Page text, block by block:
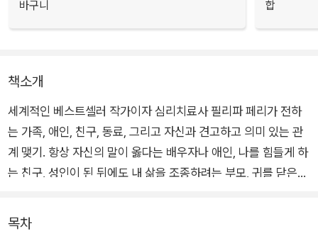
바구니
합
책소개
세계적인 베스트셀러 작가이자 심리치료사 필리파 페리가 전하
는 가족, 애인, 친구, 동료, 그리고 자신과 견고하고 의미 있는 관
계 맺기. 항상 자신의 말이 옳다는 배우자나 애인, 나를 힘들게 하
는 친구, 성인이 된 뒤에도 내 삶을 조종하려는 부모, 귀를 닫은
는 바닥이 땅인지 늪인지조차 혼란스럽게 만들 정도로 교묘한 괴
롭힘을 일삼는 사람들이 주위에 있는가? 혹은 이런 괴로움을 겪
목차